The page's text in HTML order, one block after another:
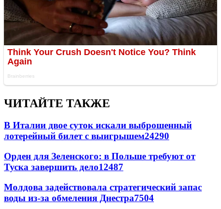
ЧИТАЙТЕ ТАКЖЕ
В Италии двое суток искали выброшенный
лотерейный билет с выигрышем24290
Орден для Зеленского: в Польше требуют от
Туска завершить дело12487
Молдова задействовала стратегический запас
воды из-за обмеления Днестра7504